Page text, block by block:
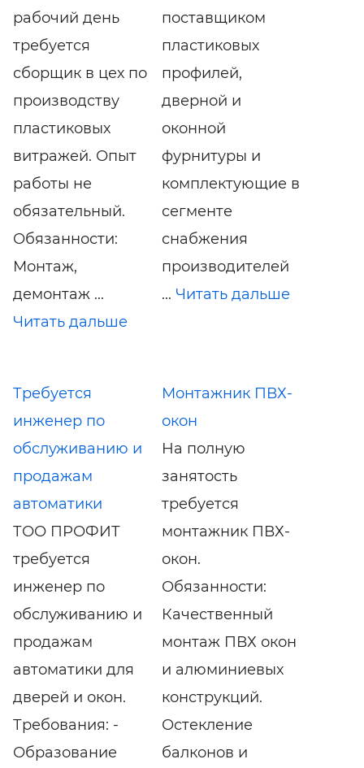
рабочий день
требуется
сборщик в цех по
производству
пластиковых
витражей. Опыт
работы не
обязательный.
Обязанности:
Монтаж,
демонтаж ...
Читать дальше
поставщиком
пластиковых
профилей,
дверной и
оконной
фурнитуры и
комплектующие в
сегменте
снабжения
производителей
... Читать дальше
Требуется
инженер по
обслуживанию и
продажам
автоматики
ТОО ПРОФИТ
требуется
инженер по
обслуживанию и
продажам
автоматики для
дверей и окон.
Требования: -
Образование
Монтажник ПВХ-
окон
На полную
занятость
требуется
монтажник ПВХ-
окон.
Обязанности:
Качественный
монтаж ПВХ окон
и алюминиевых
конструкций.
Остекление
балконов и